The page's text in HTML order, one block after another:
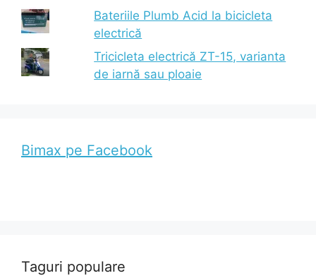
Bateriile Plumb Acid la bicicleta
electrică
Tricicleta electrică ZT-15, varianta
de iarnă sau ploaie
Bimax pe Facebook
Taguri populare